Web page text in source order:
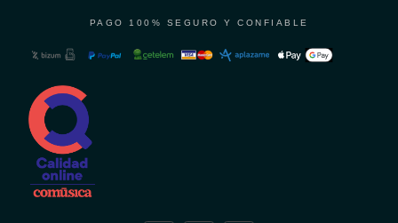
PAGO 100% SEGURO Y CONFIABLE